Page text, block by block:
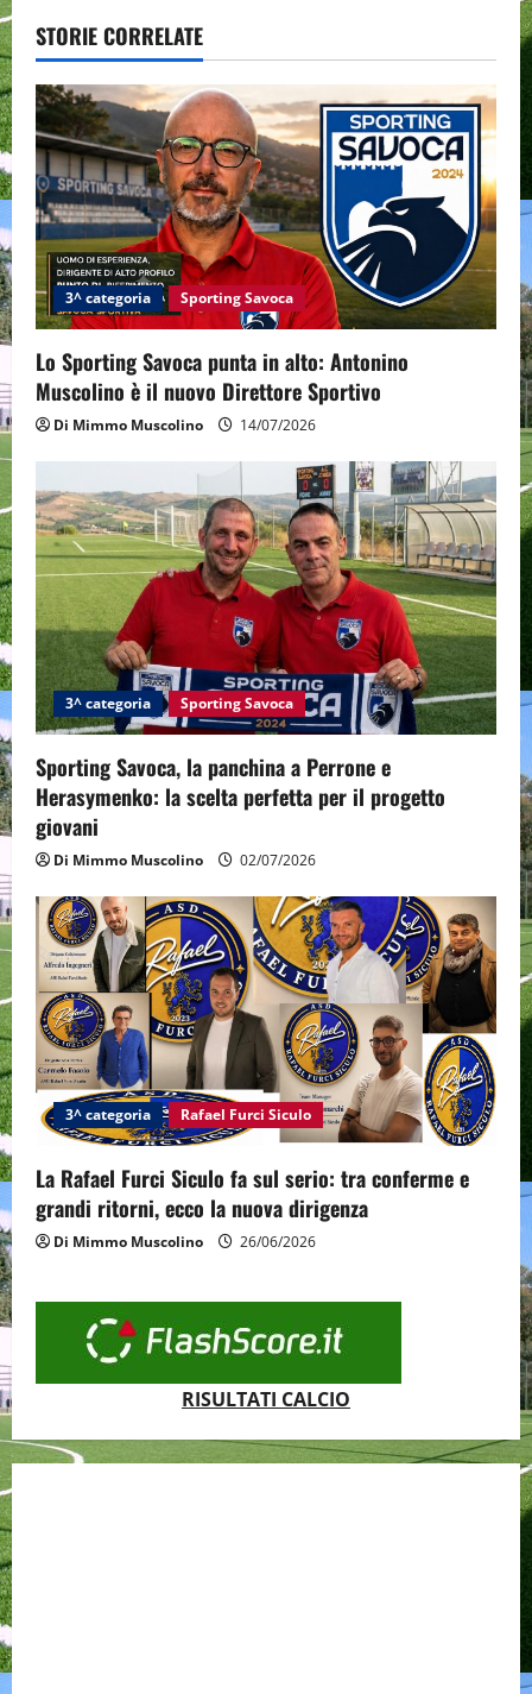
v
i
g
a
t
i
o
n
STORIE CORRELATE
3^ categoria Sporting Savoca
Lo Sporting Savoca punta in alto: Antonino
Muscolino è il nuovo Direttore Sportivo
Di Mimmo Muscolino 14/07/2026
3^ categoria Sporting Savoca
Sporting Savoca, la panchina a Perrone e
Herasymenko: la scelta perfetta per il progetto
giovani
Di Mimmo Muscolino 02/07/2026
3^ categoria Rafael Furci Siculo
La Rafael Furci Siculo fa sul serio: tra conferme e
grandi ritorni, ecco la nuova dirigenza
Di Mimmo Muscolino 26/06/2026
RISULTATI CALCIO